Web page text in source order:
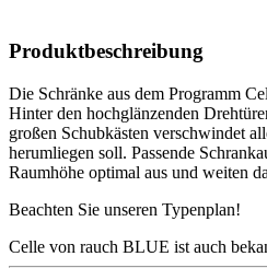
Produktbeschreibung
Die Schränke aus dem Programm
Hinter den hochglänzenden
großen Schubkästen verschwindet
herumliegen soll. Passende
Raumhöhe optimal aus und weiten
Beachten Sie unseren Typenplan!
Celle von rauch BLUE ist auch